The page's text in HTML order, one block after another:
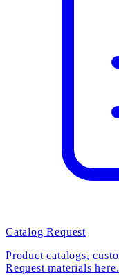
Catalog Request
Product catalogs,
Request materials here.